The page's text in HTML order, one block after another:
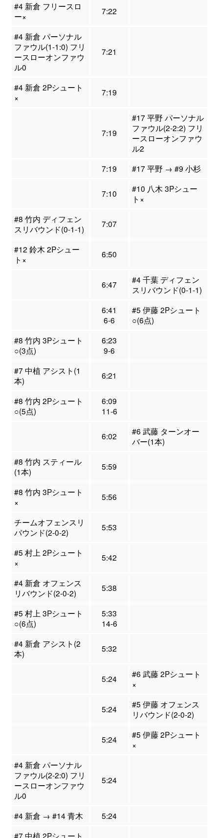
#4 新倉 フリースロ
ー×
7:22
#4 新倉 パーソナル
ファウル(1-1:0) フリ
ースローオンファウ
ル0
7:21
#4 新倉 2Pシュート
×
7:19
7:19
#17 平野 パーソナル
ファウル(2-2:2) フリ
ースローオンファウ
ル2
7:19
#17 平野 → #9 小杉
7:10
#10 八木 3Pシュー
ト×
#8 竹内 ディフェン
スリバウンド(0-1-1)
7:07
#12 鈴木 2Pシュー
ト×
6:50
6:47
#4 千葉 ディフェン
スリバウンド(0-1-1)
6:41
6-6
#5 伊藤 2Pシュート
○(6点)
#8 竹内 3Pシュート
○(3点)
6:23
9-6
#7 中植 アシスト(1
本)
6:21
#8 竹内 2Pシュート
○(5点)
6:09
11-6
6:02
#6 武藤 ターンオー
バー(1本)
#8 竹内 スティール
(1本)
5:59
#8 竹内 3Pシュート
×
5:56
チームオフェンスリ
バウンド(2-0-2)
5:53
#5 村上 2Pシュート
×
5:42
#4 新倉 オフェンス
リバウンド(2-0-2)
5:38
#5 村上 3Pシュート
○(6点)
5:33
14-6
#4 新倉 アシスト(2
本)
5:32
5:24
#6 武藤 2Pシュート
×
5:24
#5 伊藤 オフェンス
リバウンド(2-0-2)
5:24
#5 伊藤 2Pシュート
×
#4 新倉 パーソナル
ファウル(2-2:0) フリ
ースローオンファウ
ル0
5:24
#4 新倉 → #14 青木
5:24
#7 中植 2Pシュート